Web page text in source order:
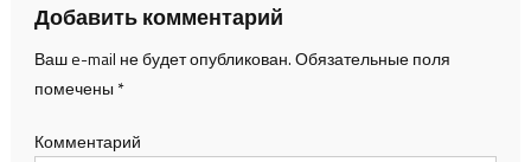
Добавить комментарий
Ваш e-mail не будет опубликован.Обязательные поля
помечены *
Комментарий